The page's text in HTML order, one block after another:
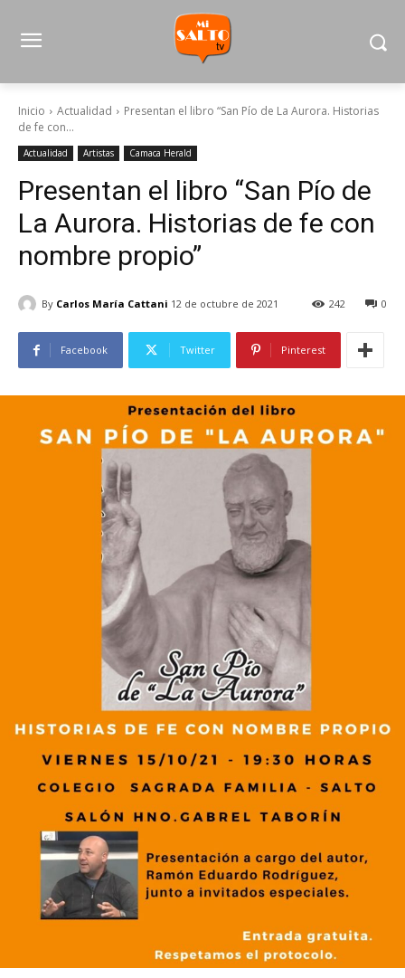
Inicio Actualidad
Presentan el libro “San Pío de La Aurora. Historias
de fe con...
Actualidad Artistas Camaca Herald
Presentan el libro “San Pío de
La Aurora. Historias de fe con
nombre propio”
By Carlos María Cattani 12 de octubre de 2021 0
242
Facebook Twitter Pinterest